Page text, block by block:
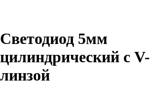
Светодиод 5мм
цилиндрический с
линзой